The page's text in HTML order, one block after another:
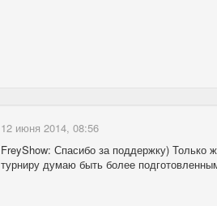
12 июня 2014, 08:56
FreyShow: Спасибо за поддержку)
турниру думаю быть более